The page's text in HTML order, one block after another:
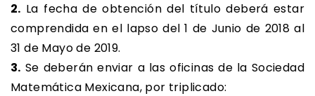
2. La fecha de obtención del título deberá estar
comprendida en el lapso del 1 de Junio de 2018 al
31 de Mayo de 2019.
3. Se deberán enviar a las oficinas de la Sociedad
Matemática Mexicana, por triplicado: